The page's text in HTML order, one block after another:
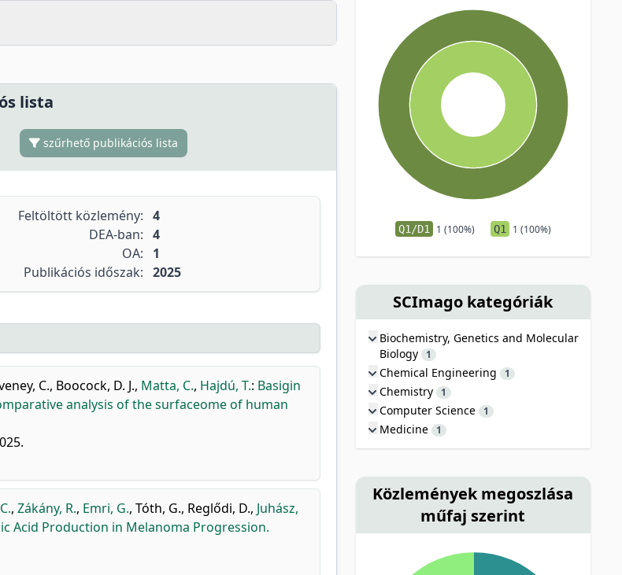
lista
szűrhető publikációs lista
Feltöltött közlemény: 4
DEA-ban: 4
OA:
1
Publikációs időszak: 2025
C., Boocock, D. J., Matta, C., Hajdú, T.: Basigin
analysis of the surfaceome of human
, Zákány, R., Emri, G., Tóth, G., Reglődi, D., Juhász,
Acid Production in Melanoma Progression.
Q1/D1 1 (100%) Q1 1 (100%)
SCImago kategóriák
Biochemistry, Genetics and Molecular
Biology
1
Chemical Engineering 1
Chemistry 1
Computer Science 1
Medicine 1
Közlemények megoszlása
műfaj szerint